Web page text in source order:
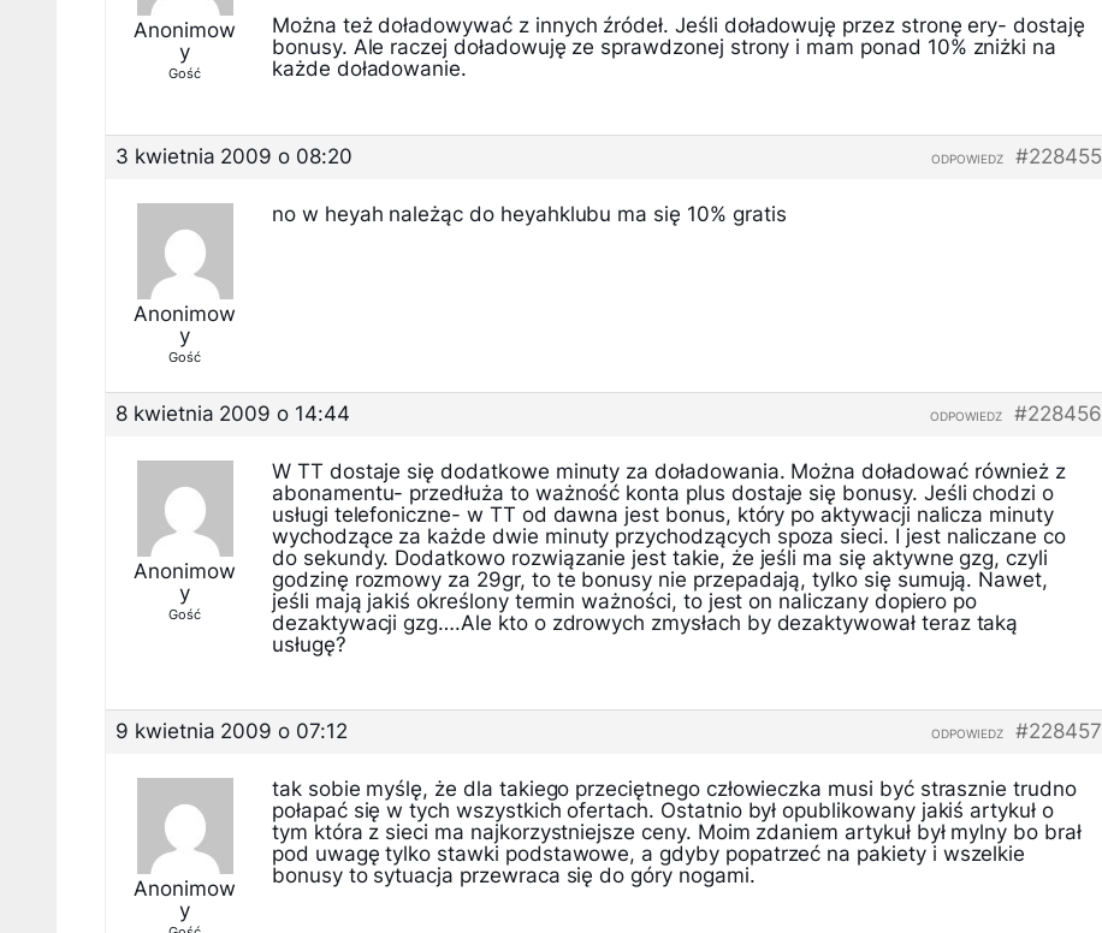
Anonimow
y
Gość
Można też doładowywać z innych źródeł. Jeśli doładowuję przez stronę ery- dostaję
bonusy. Ale raczej doładowuję ze sprawdzonej strony i mam ponad 10% zniżki na
każde doładowanie.
3 kwietnia 2009 o 08:20 #228455
ODPOWIEDZ
Anonimow
y
Gość
no w heyah należąc do heyahklubu ma się 10% gratis
8 kwietnia 2009 o 14:44 #228456
ODPOWIEDZ
Anonimow
y
Gość
W TT dostaje się dodatkowe minuty za doładowania. Można doładować również z
abonamentu- przedłuża to ważność konta plus dostaje się bonusy. Jeśli chodzi o
usługi telefoniczne- w TT od dawna jest bonus, który po aktywacji nalicza minuty
wychodzące za każde dwie minuty przychodzących spoza sieci. I jest naliczane co
do sekundy. Dodatkowo rozwiązanie jest takie, że jeśli ma się aktywne gzg, czyli
godzinę rozmowy za 29gr, to te bonusy nie przepadają, tylko się sumują. Nawet,
jeśli mają jakiś określony termin ważności, to jest on naliczany dopiero po
dezaktywacji gzg….Ale kto o zdrowych zmysłach by dezaktywował teraz taką
usługę?
9 kwietnia 2009 o 07:12 #228457
ODPOWIEDZ
Anonimow
y
tak sobie myślę, że dla takiego przeciętnego człowieczka musi być strasznie trudno
połapać się w tych wszystkich ofertach. Ostatnio był opublikowany jakiś artykuł o
tym która z sieci ma najkorzystniejsze ceny. Moim zdaniem artykuł był mylny bo brał
pod uwagę tylko stawki podstawowe, a gdyby popatrzeć na pakiety i wszelkie
bonusy to sytuacja przewraca się do góry nogami.